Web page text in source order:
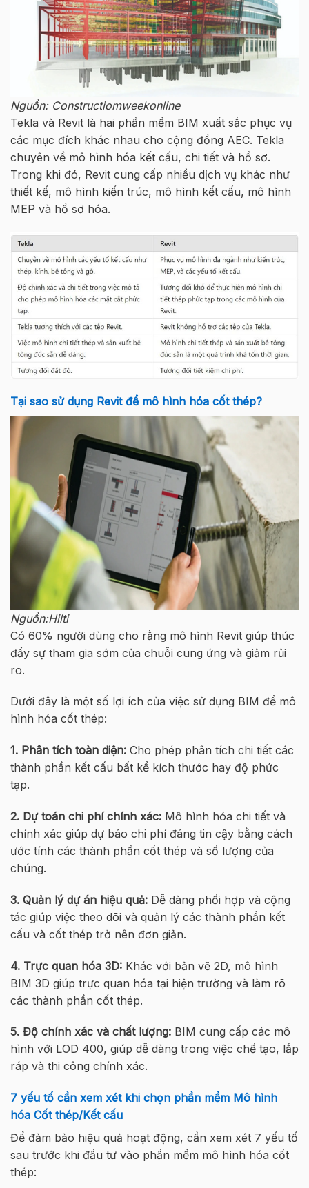
Nguồn: Constructiomweekonline
Tekla và Revit là hai phần mềm BIM xuất sắc phục vụ
các mục đích khác nhau cho cộng đồng AEC. Tekla
chuyên về mô hình hóa kết cấu, chi tiết và hồ sơ.
Trong khi đó, Revit cung cấp nhiều dịch vụ khác như
thiết kế, mô hình kiến trúc, mô hình kết cấu, mô hình
MEP và hồ sơ hóa.
Tại sao sử dụng Revit để mô hình hóa cốt thép?
Nguồn:Hilti
Có 60% người dùng cho rằng mô hình Revit giúp thúc
đẩy sự tham gia sớm của chuỗi cung ứng và giảm rủi
ro.
Dưới đây là một số lợi ích của việc sử dụng BIM để mô
hình hóa cốt thép:
1. Phân tích toàn diện: Cho phép phân tích chi tiết các
thành phần kết cấu bất kể kích thước hay độ phức
tạp.
2. Dự toán chi phí chính xác: Mô hình hóa chi tiết và
chính xác giúp dự báo chi phí đáng tin cậy bằng cách
ước tính các thành phần cốt thép và số lượng của
chúng.
3. Quản lý dự án hiệu quả: Dễ dàng phối hợp và cộng
tác giúp việc theo dõi và quản lý các thành phần kết
cấu và cốt thép trở nên đơn giản.
4. Trực quan hóa 3D: Khác với bản vẽ 2D, mô hình
BIM 3D giúp trực quan hóa tại hiện trường và làm rõ
các thành phần cốt thép.
5. Độ chính xác và chất lượng: BIM cung cấp các mô
hình với LOD 400, giúp dễ dàng trong việc chế tạo, lắp
ráp và thi công chính xác.
7 yếu tố cần xem xét khi chọn phần mềm Mô hình
hóa Cốt thép/Kết cấu
Để đảm bảo hiệu quả hoạt động, cần xem xét 7 yếu tố
sau trước khi đầu tư vào phần mềm mô hình hóa cốt
thép: